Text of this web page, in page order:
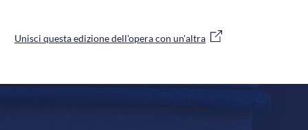
Unisci questa edizione dell'opera con un'altra